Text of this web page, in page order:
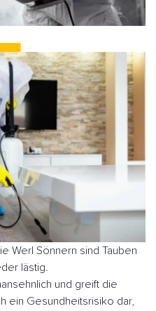
Werl Sönnern sind Tauben
lästig.
und greift die
ein Gesundheitsrisiko dar,